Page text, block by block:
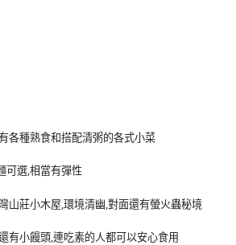
各種熟食和搭配清粥的各式小菜
可選,相當有彈性
有小饅頭,連吃素的人都可以安心食用